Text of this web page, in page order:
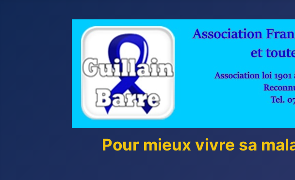
Pour mieux vivre sa